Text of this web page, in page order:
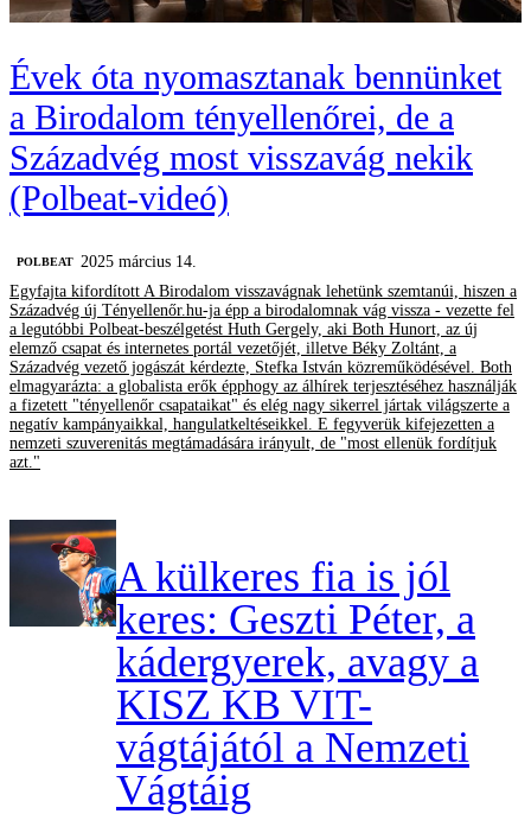
Évek óta nyomasztanak bennünket
a Birodalom tényellenőrei, de a
Századvég most visszavág nekik
(Polbeat-videó)
‎POLBEAT
2025 március 14.
Egyfajta kifordított A Birodalom visszavágnak lehetünk szemtanúi, hiszen a
Századvég új Tényellenőr.hu-ja épp a birodalomnak vág vissza - vezette fel
a legutóbbi Polbeat-beszélgetést Huth Gergely, aki Both Hunort, az új
elemző csapat és internetes portál vezetőjét, illetve Béky Zoltánt, a
Századvég vezető jogászát kérdezte, Stefka István közreműködésével. Both
elmagyarázta: a globalista erők épphogy az álhírek terjesztéséhez használják
a fizetett "tényellenőr csapataikat" és elég nagy sikerrel jártak világszerte a
negatív kampányaikkal, hangulatkeltéseikkel. E fegyverük kifejezetten a
nemzeti szuverenitás megtámadására irányult, de "most ellenük fordítjuk
azt."
A külkeres fia is jól
keres: Geszti Péter, a
kádergyerek, avagy a
KISZ KB VIT-
vágtájától a Nemzeti
Vágtáig